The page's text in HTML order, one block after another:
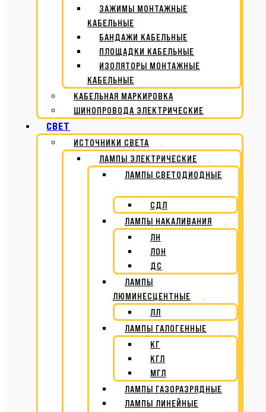
ЗАЖИМЫ МОНТАЖНЫЕ
КАБЕЛЬНЫЕ
БАНДАЖИ КАБЕЛЬНЫЕ
ПЛОЩАДКИ КАБЕЛЬНЫЕ
ИЗОЛЯТОРЫ МОНТАЖНЫЕ
КАБЕЛЬНЫЕ
КАБЕЛЬНАЯ МАРКИРОВКА
ШИНОПРОВОДА ЭЛЕКТРИЧЕСКИЕ
СВЕТ
ИСТОЧНИКИ СВЕТА
ЛАМПЫ ЭЛЕКТРИЧЕСКИЕ
ЛАМПЫ СВЕТОДИОДНЫЕ
СДЛ
ЛАМПЫ НАКАЛИВАНИЯ
ЛН
ЛОН
ДС
ЛАМПЫ
ЛЮМИНЕСЦЕНТНЫЕ
ЛЛ
ЛАМПЫ ГАЛОГЕННЫЕ
КГ
КГЛ
МГЛ
ЛАМПЫ ГАЗОРАЗРЯДНЫЕ
ЛАМПЫ ЛИНЕЙНЫЕ